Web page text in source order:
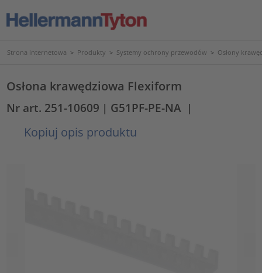
Strona internetowa > Produkty > Systemy ochrony przewodów > Osłony
Osłona krawędziowa Flexiform
Nr art. 251-10609 | G51PF-PE-NA |
Kopiuj opis produktu